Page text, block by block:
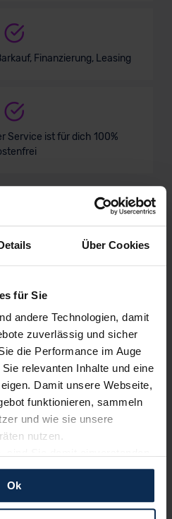
Über Cookies
für Sie
andere Technologien, damit
zuverlässig und sicher
die Performance im Auge
relevanten Inhalte und eine
Damit unsere Webseite,
funktionieren, sammeln
und wie sie unsere
nutzen.
für unseren Service zu
an Dritte weiterzugeben,
Falls Sie dem nicht
Ok
Finanzierung, Leasing
Service ist für dich 100%
Top-Rabatt erhalten und
an: